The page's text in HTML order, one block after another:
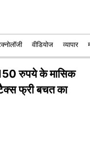
वीडियोज व्यापार
रुपये के मासिक
फ्री बचत का